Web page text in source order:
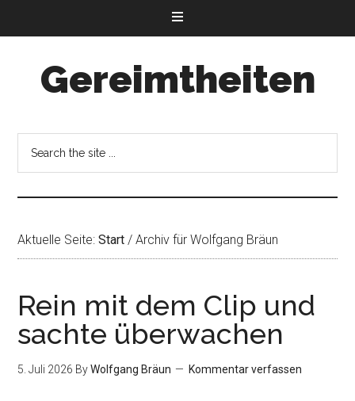
Gereimtheiten
Aktuelle Seite:Start / Archiv für Wolfgang Bräun
Rein mit dem Clip und
sachte überwachen
5. Juli 2026 ByWolfgang Bräun Kommentar verfassen